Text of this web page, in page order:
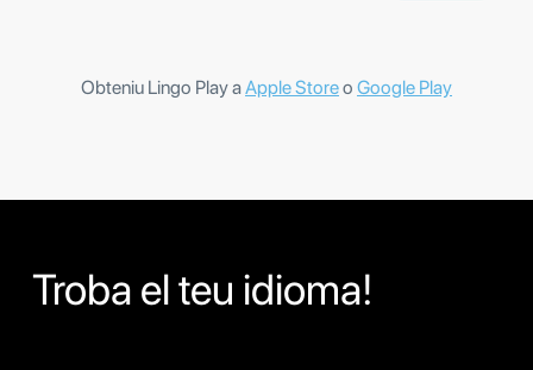
Obteniu Lingo Play aApple Storeo Google Play
Troba el teu idioma!